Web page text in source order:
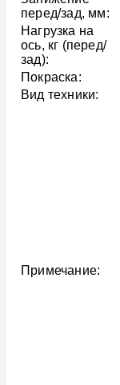
перед/зад, мм:
Нагрузка на
ось, кг (перед/
зад):
Покраска:
Вид техники:
Примечание: